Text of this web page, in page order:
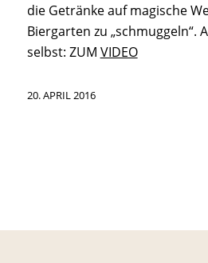
die Getränke auf magische
Biergarten zu „schmuggeln“.
selbst: ZUM VIDEO
20. APRIL 2016